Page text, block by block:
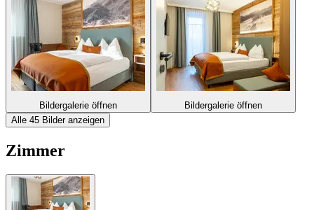
Bildergalerie öffnen
Bildergalerie öffnen
Alle 45 Bilder anzeigen
Zimmer